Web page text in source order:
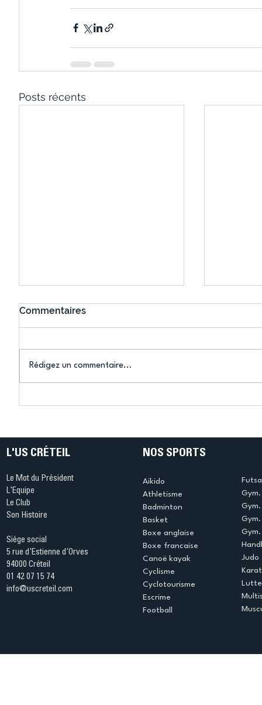
Posts récents
Ping ? Quand le tennis de
termine
Commentaires
Rédigez un commentaire...
L'US CRÉTEIL
Le Mot du Président
L'Equipe
Le Club
Son Histoire
Siège social
5 rue d'Estienne d'Orves
94000 Créteil
01 42 07 15 74
info@uscreteil.com
NOS SPORTS
Aikido
Athletisme
Badminton
Basket
Boxe anglaise
Boxe francaise
Canoë kayak
Cyclisme
Cyclotourisme
Escrime
Football
Judo
Lutte